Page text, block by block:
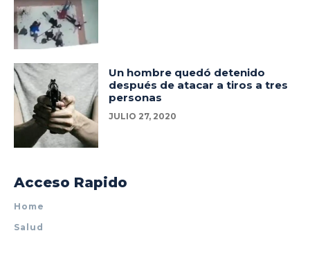
Un hombre quedó detenido
después de atacar a tiros a tres
personas
JULIO 27, 2020
Acceso Rapido
Home
Salud